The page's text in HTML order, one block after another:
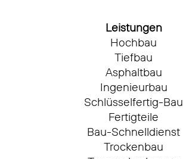
Leistungen
Hochbau
Tiefbau
Asphaltbau
Ingenieurbau
Schlüsselfertig-Bau
Fertigteile
Bau-Schnelldienst
Trockenbau